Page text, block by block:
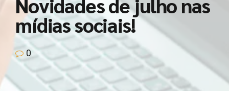
mídias sociais!
0